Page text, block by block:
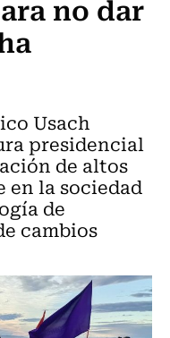
no dar
Usach
presidencial
de altos
en la sociedad
de
cambios